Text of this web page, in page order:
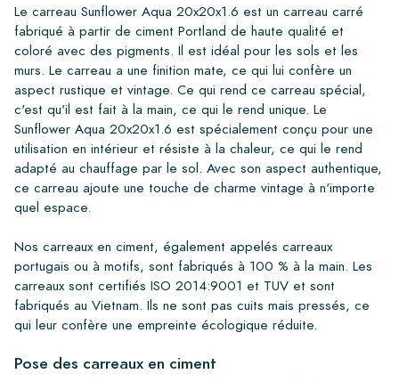
Le carreau Sunflower Aqua 20x20x1.6 est un carreau carré
fabriqué à partir de ciment Portland de haute qualité et
coloré avec des pigments. Il est idéal pour les sols et les
murs. Le carreau a une finition mate, ce qui lui confère un
aspect rustique et vintage. Ce qui rend ce carreau spécial,
c'est qu'il est fait à la main, ce qui le rend unique. Le
Sunflower Aqua 20x20x1.6 est spécialement conçu pour une
utilisation en intérieur et résiste à la chaleur, ce qui le rend
adapté au chauffage par le sol. Avec son aspect authentique,
ce carreau ajoute une touche de charme vintage à n'importe
quel espace.
Nos carreaux en ciment, également appelés carreaux
portugais ou à motifs, sont fabriqués à 100 % à la main. Les
carreaux sont certifiés ISO 2014:9001 et TUV et sont
fabriqués au Vietnam. Ils ne sont pas cuits mais pressés, ce
qui leur confère une empreinte écologique réduite.
Pose des carreaux en ciment